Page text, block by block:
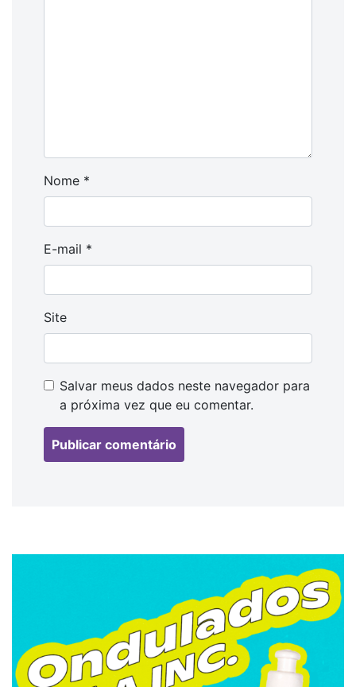
Nome *
E-mail *
Site
Salvar meus dados neste navegador para
a próxima vez que eu comentar.